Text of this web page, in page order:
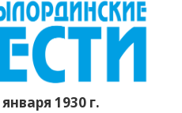
1930 г.